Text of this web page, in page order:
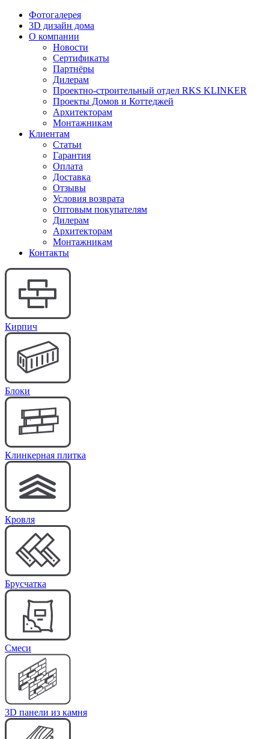
Фотогалерея
3D дизайн дома
О компании
Новости
Сертификаты
Партнёры
Дилерам
Проектно-строительный отдел RKS KLINKER
Проекты Домов и Коттеджей
Архитекторам
Монтажникам
Клиентам
Статьи
Гарантия
Оплата
Доставка
Отзывы
Условия возврата
Оптовым покупателям
Дилерам
Архитекторам
Монтажникам
Контакты
Кирпич
Блоки
Клинкерная плитка
Кровля
Брусчатка
Cмеси
3D панели из камня